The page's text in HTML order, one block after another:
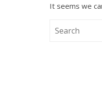
It seems we